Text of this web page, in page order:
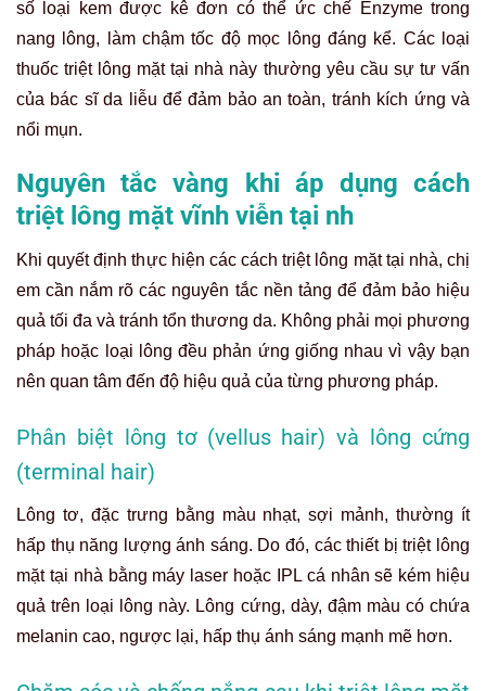
số loại kem được kê đơn có thể ức chế Enzyme trong
nang lông, làm chậm tốc độ mọc lông đáng kể. Các loại
thuốc triệt lông mặt tại nhà này thường yêu cầu sự tư vấn
của bác sĩ da liễu để đảm bảo an toàn, tránh kích ứng và
nổi mụn.
Nguyên tắc vàng khi áp dụng cách
triệt lông mặt vĩnh viễn tại nh
Khi quyết định thực hiện các cách triệt lông mặt tại nhà, chị
em cần nắm rõ các nguyên tắc nền tảng để đảm bảo hiệu
quả tối đa và tránh tổn thương da. Không phải mọi phương
pháp hoặc loại lông đều phản ứng giống nhau vì vậy bạn
nên quan tâm đến độ hiệu quả của từng phương pháp.
Phân biệt lông tơ (vellus hair) và lông cứng
(terminal hair)
Lông tơ, đặc trưng bằng màu nhạt, sợi mảnh, thường ít
hấp thụ năng lượng ánh sáng. Do đó, các thiết bị triệt lông
mặt tại nhà bằng máy laser hoặc IPL cá nhân sẽ kém hiệu
quả trên loại lông này. Lông cứng, dày, đậm màu có chứa
melanin cao, ngược lại, hấp thụ ánh sáng mạnh mẽ hơn.